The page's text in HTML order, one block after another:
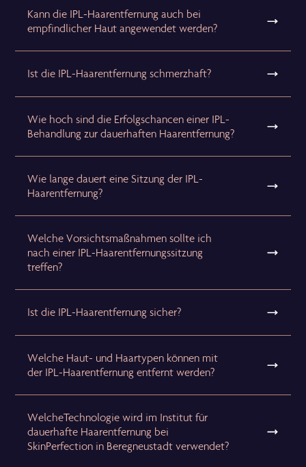
Kann die IPL-Haarentfernung auch bei
empfindlicher Haut angewendet werden?
Ist die IPL-Haarentfernung schmerzhaft?
Wie hoch sind die Erfolgschancen einer IPL-
Behandlung zur dauerhaften Haarentfernung?
Wie lange dauert eine Sitzung der IPL-
Haarentfernung?
Welche Vorsichtsmaßnahmen sollte ich
nach einer IPL-Haarentfernungssitzung
treffen?
Ist die IPL-Haarentfernung sicher?
Welche Haut- und Haartypen können mit
der IPL-Haarentfernung entfernt werden?
WelcheTechnologie wird im Institut für
dauerhafte Haarentfernung bei
SkinPerfection in Beregneustadt verwendet?